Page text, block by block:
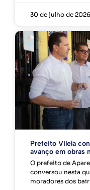
30 de julho de 2026
Prefeito Vilela
avanço em obras
O prefeito de
conversou nesta
moradores dos